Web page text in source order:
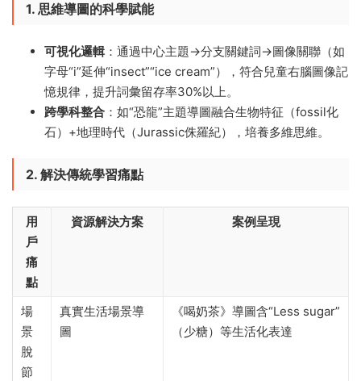
1. 思維導圖的科學賦能
可視化邏輯​：通過中心主題→分支關鍵詞→圖像關聯（如
字母“i”延伸“insect”“ice cream”），符合兒童右腦圖像記
憶規律，提升詞彙留存率30%以上。
跨學科整合 ​：如“恐龍”主題導圖融合生物特征（fossil化
石）+地理時代（Jurassic侏羅紀），培養多維思維。
2. 解決傳統學習痛點
用
戶
痛
點
資源解決方案 案例呈現
場
景
脫
節
真實生活場景導
圖
《喝奶茶》導圖含“Less sugar”
（少糖）等生活化表達